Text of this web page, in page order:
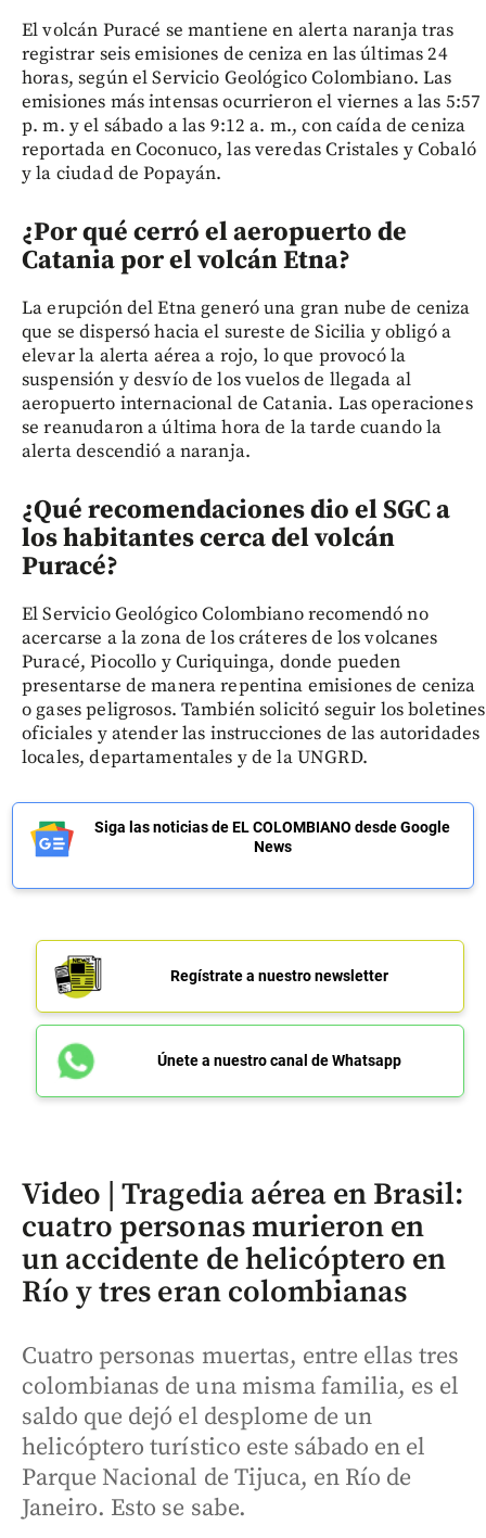
El volcán Puracé se mantiene en alerta naranja tras
registrar seis emisiones de ceniza en las últimas 24
horas, según el Servicio Geológico Colombiano. Las
emisiones más intensas ocurrieron el viernes a las 5:57
p. m. y el sábado a las 9:12 a. m., con caída de ceniza
reportada en Coconuco, las veredas Cristales y Cobaló
y la ciudad de Popayán.
¿Por qué cerró el aeropuerto de
Catania por el volcán Etna?
La erupción del Etna generó una gran nube de ceniza
que se dispersó hacia el sureste de Sicilia y obligó a
elevar la alerta aérea a rojo, lo que provocó la
suspensión y desvío de los vuelos de llegada al
aeropuerto internacional de Catania. Las operaciones
se reanudaron a última hora de la tarde cuando la
alerta descendió a naranja.
¿Qué recomendaciones dio el SGC a
los habitantes cerca del volcán
Puracé?
El Servicio Geológico Colombiano recomendó no
acercarse a la zona de los cráteres de los volcanes
Puracé, Piocollo y Curiquinga, donde pueden
presentarse de manera repentina emisiones de ceniza
o gases peligrosos. También solicitó seguir los boletines
oficiales y atender las instrucciones de las autoridades
locales, departamentales y de la UNGRD.
Siga las noticias de EL COLOMBIANO desde Google
News
Regístrate a nuestro newsletter
Únete a nuestro canal de Whatsapp
Video | Tragedia aérea en Brasil:
cuatro personas murieron en
un accidente de helicóptero en
Río y tres eran colombianas
Cuatro personas muertas, entre ellas tres
colombianas de una misma familia, es el
saldo que dejó el desplome de un
helicóptero turístico este sábado en el
Parque Nacional de Tijuca, en Río de
Janeiro. Esto se sabe.